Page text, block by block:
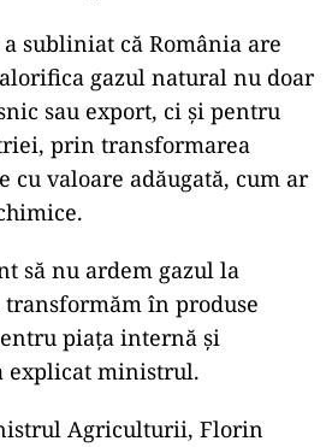
la emisiunea
de Digi24.
46 de milioane de euro
combinat din 1968
Romgaza angajat deja o
pentru a efectua analiza de
preluării.
gazul natural nu doar